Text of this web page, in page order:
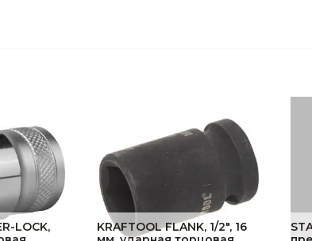
LOCK,
KRAFTOOL FLANK, 1/2″, 16